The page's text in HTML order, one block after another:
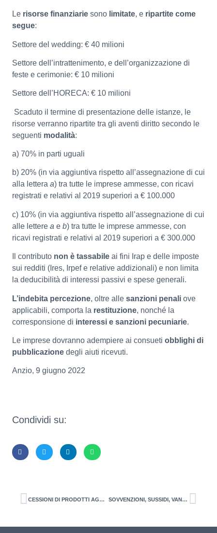
Le risorse finanziarie sono limitate, e ripartite come
segue:
Settore del wedding: € 40 milioni
Settore dell’intrattenimento, e dell’organizzazione di
feste e cerimonie: € 10 milioni
Settore dell’HORECA: € 10 milioni
Scaduto il termine di presentazione delle istanze, le
risorse verranno ripartite tra gli aventi diritto secondo le
seguenti modalità:
a) 70% in parti uguali
b) 20% (in via aggiuntiva rispetto all’assegnazione di cui
alla lettera a) tra tutte le imprese ammesse, con ricavi
registrati e relativi al 2019 superiori a € 100.000
c) 10% (in via aggiuntiva rispetto all’assegnazione di cui
alle lettere a e b) tra tutte le imprese ammesse, con
ricavi registrati e relativi al 2019 superiori a € 300.000
Il contributo non è tassabile ai fini Irap e delle imposte
sui redditi (Ires, Irpef e relative addizionali) e non limita
la deducibilità di interessi passivi e spese generali.
L’indebita percezione, oltre alle sanzioni penali ove
applicabili, comporta la restituzione, nonché la
corresponsione di interessi e sanzioni pecuniarie.
Le imprese dovranno adempiere ai consueti obblighi di
pubblicazione degli aiuti ricevuti.
Anzio, 9 giugno 2022
Condividi su:
CESSIONI DI PRODOTTI AGRICOLI ED ALIMENTARI Contratti da adeguare entro il 15 giugno 2022 SOVVENZIONI, SUSSIDI, VANTAGGI, CONTRIBUTI, AIUTI EROGATI DA PUBBLICHE AMMINISTRAZIONI. Obbligo di informativa